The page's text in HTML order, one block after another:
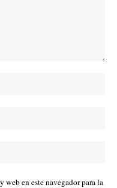
en este navegador para la